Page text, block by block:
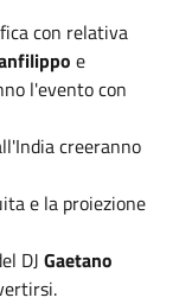
con relativa
e
l'evento con
creeranno
e la proiezione
DJ Gaetano